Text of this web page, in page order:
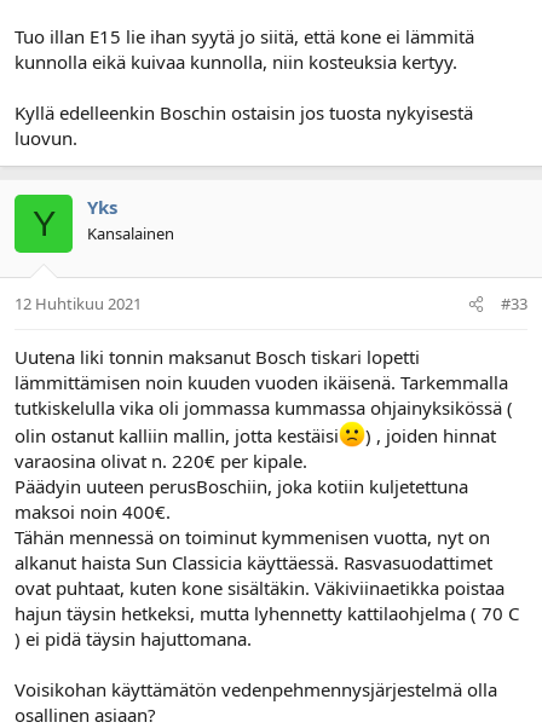
Tuo illan E15 lie ihan syytä jo siitä, että kone ei lämmitä
kunnolla eikä kuivaa kunnolla, niin kosteuksia kertyy.
Kyllä edelleenkin Boschin ostaisin jos tuosta nykyisestä
luovun.
Y Yks
Kansalainen
12 Huhtikuu 2021 #33
Uutena liki tonnin maksanut Bosch tiskari lopetti
lämmittämisen noin kuuden vuoden ikäisenä. Tarkemmalla
tutkiskelulla vika oli jommassa kummassa ohjainyksikössä (
olin ostanut kalliin mallin, jotta kestäisi
) , joiden hinnat
varaosina olivat n. 220€ per kipale.
Päädyin uuteen perusBoschiin, joka kotiin kuljetettuna
maksoi noin 400€.
Tähän mennessä on toiminut kymmenisen vuotta, nyt on
alkanut haista Sun Classicia käyttäessä. Rasvasuodattimet
ovat puhtaat, kuten kone sisältäkin. Väkiviinaetikka poistaa
hajun täysin hetkeksi, mutta lyhennetty kattilaohjelma ( 70 C
) ei pidä täysin hajuttomana.
Voisikohan käyttämätön vedenpehmennysjärjestelmä olla
osallinen asiaan?